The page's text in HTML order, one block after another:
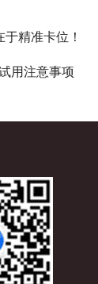
精准卡位！
用注意事项